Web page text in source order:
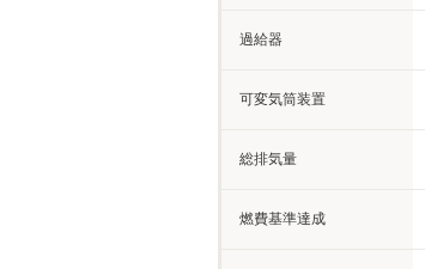
過給器
可変気筒装置
総排気量
燃費基準達成